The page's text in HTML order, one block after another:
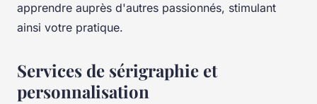
apprendre auprès d'autres passionnés, stimulant
ainsi votre pratique.
Services de sérigraphie et
personnalisation